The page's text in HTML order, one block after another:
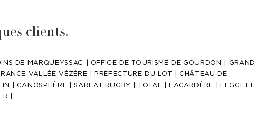
clients.
DE MARQUEYSSAC | OFFICE DE TOURISME DE GOURDON | GRAND
VALLÉE VÉZÈRE | PRÉFECTURE DU LOT | CHÂTEAU DE
| CANOSPHÈRE |SARLAT RUGBY |TOTAL | LAGARDÈRE | LEGGETT
| ...